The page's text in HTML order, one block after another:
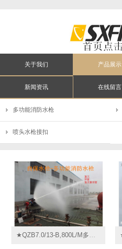
关于我们 产品展示
新闻资讯 在线留言
多功能消防水枪
喷头水枪接扣